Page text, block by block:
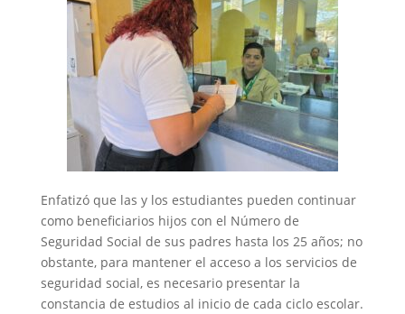
Enfatizó que las y los estudiantes pueden continuar
como beneficiarios hijos con el Número de
Seguridad Social de sus padres hasta los 25 años; no
obstante, para mantener el acceso a los servicios de
seguridad social, es necesario presentar la
constancia de estudios al inicio de cada ciclo escolar.